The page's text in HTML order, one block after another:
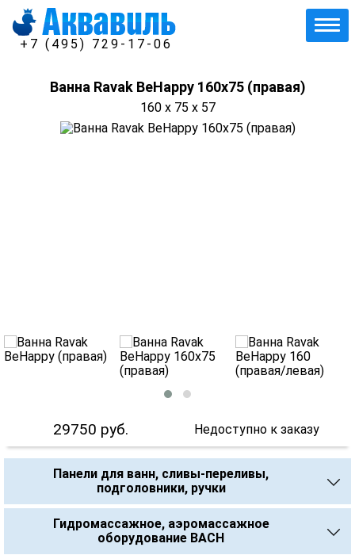
+7 (495) 729-17-06
Ванна Ravak BeHappy 160х75 (правая)
160 x 75 x 57
29750 руб. Недоступно к заказу
Панели для ванн, сливы-переливы,
подголовники, ручки
Гидромассажное, аэромассажное
оборудование BACH